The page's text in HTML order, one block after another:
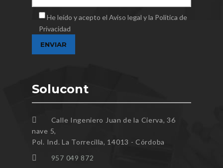
He leído y acepto el Aviso legal y la Política de
Privacidad
Solucont
Calle Ingeniero Juan de la Cierva, 36
nave 5,
Pol. Ind. La Torrecilla, 14013 - Córdoba
957 049 872